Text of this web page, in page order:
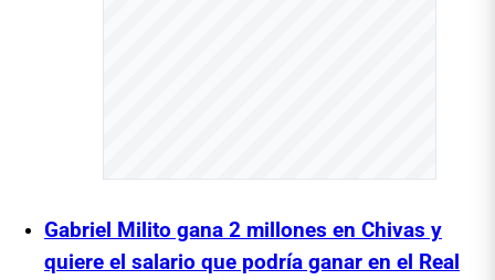
Gabriel Milito gana 2 millones en Chivas y
quiere el salario que podría ganar en el Real